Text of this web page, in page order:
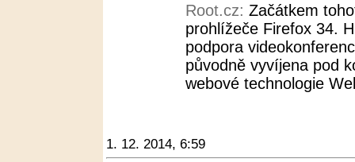
Root.cz: Začátkem
prohlížeče Firefox 34.
podpora
původně vyvíjena pod
webové technologie
1. 12. 2014, 6:59